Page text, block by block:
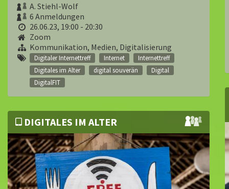
A. Stiehl-Wolf
6 Anmeldungen
26.06.23, 19:00 - 20:30
Zoom
Kommunikation, Medien, Digitalisierung
Digitaler Internettreff Internet
Internettreff
Digitales im Alter
digital souverän
Digital
DigitalFIT
DIGITALES IM ALTER